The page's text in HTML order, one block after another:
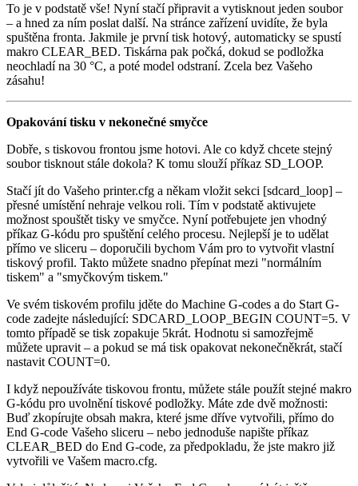
To je v podstatě vše! Nyní stačí připravit a vytisknout jeden soubor
– a hned za ním poslat další. Na stránce zařízení uvidíte, že byla
spuštěna fronta. Jakmile je první tisk hotový, automaticky se spustí
makro CLEAR_BED. Tiskárna pak počká, dokud se podložka
neochladí na 30 °C, a poté model odstraní. Zcela bez Vašeho
zásahu!
Opakování tisku v nekonečné smyčce
Dobře, s tiskovou frontou jsme hotovi. Ale co když chcete stejný
soubor tisknout stále dokola? K tomu slouží příkaz SD_LOOP.
Stačí jít do Vašeho printer.cfg a někam vložit sekci [sdcard_loop] –
přesné umístění nehraje velkou roli. Tím v podstatě aktivujete
možnost spouštět tisky ve smyčce. Nyní potřebujete jen vhodný
příkaz G-kódu pro spuštění celého procesu. Nejlepší je to udělat
přímo ve sliceru – doporučili bychom Vám pro to vytvořit vlastní
tiskový profil. Takto můžete snadno přepínat mezi "normálním
tiskem" a "smyčkovým tiskem."
Ve svém tiskovém profilu jděte do Machine G-codes a do Start G-
code zadejte následující: SDCARD_LOOP_BEGIN COUNT=5. V
tomto případě se tisk zopakuje 5krát. Hodnotu si samozřejmě
můžete upravit – a pokud se má tisk opakovat nekonečněkrát, stačí
nastavit COUNT=0.
I když nepoužíváte tiskovou frontu, můžete stále použít stejné makro
G-kódu pro uvolnění tiskové podložky. Máte zde dvě možnosti:
Buď zkopírujte obsah makra, které jsme dříve vytvořili, přímo do
End G-code Vašeho sliceru – nebo jednoduše napište příkaz
CLEAR_BED do End G-code, za předpokladu, že jste makro již
vytvořili ve Vašem macro.cfg.